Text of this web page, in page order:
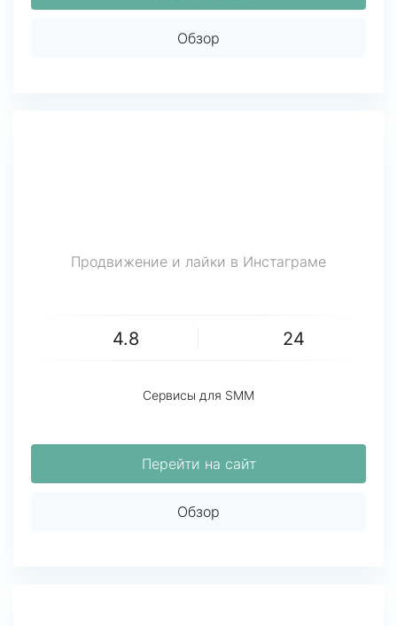
Обзор
Продвижение и лайки в Инстаграме
4.8 24
Сервисы для SMM
Перейти на сайт
Обзор